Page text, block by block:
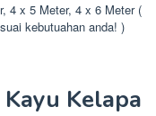
4 x 5 Meter, 4 x 6 Meter (
kebutuahan anda! )
Kelapa